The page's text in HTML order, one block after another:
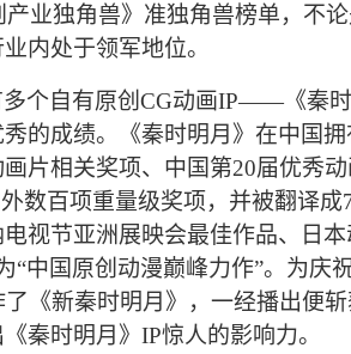
业独角兽》准独角兽榜单，不
内处于领军地位。
个自有原创CG动画IP——《秦
的成绩。《秦时明月》在中国
片相关奖项、中国第20届优秀
数百项重量级奖项，并被翻译成
视节亚洲展映会最佳作品、日本
中国原创动漫巅峰力作”。 为庆
《新秦时明月》，一经播出便
秦时明月》IP惊人的影响力。